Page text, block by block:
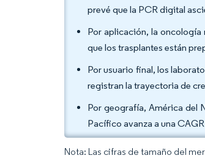
prevé que la PCR digital
Por aplicación, la oncología
que los trasplantes están
Por usuario final, los
registran la trayectoria de
Por geografía, América del
Pacífico avanza a una
Nota: Las cifras de tamaño del